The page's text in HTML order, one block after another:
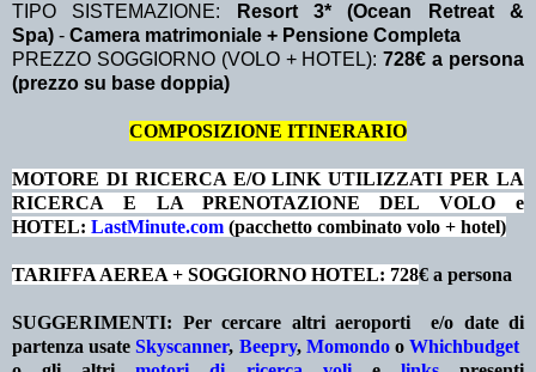
TIPO SISTEMAZIONE:
Resort 3* (Ocean Retreat &
Spa) - Camera matrimoniale + Pensione Completa
PREZZO SOGGIORNO (VOLO + HOTEL):728€ a persona
(prezzo su base doppia)
COMPOSIZIONE ITINERARIO
MOTORE DI RICERCA E/O LINK UTILIZZATI PER LA
RICERCA E LA PRENOTAZIONE DEL VOLO e
HOTEL: LastMinute.com (pacchetto combinato volo + hotel)
TARIFFA AEREA + SOGGIORNO HOTEL: 728€ a persona
SUGGERIMENTI: Per cercare altri aeroporti e/o date di
partenza usateSkyscanner, Beepry, MomondooWhichbudget